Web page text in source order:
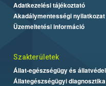
Adatkezelési tájékoztató
Akadálymentességi nyilatkozat
Üzemeltetési információ
Szakterületek
Állat-egészségügy és
Állategészségügyi diagnosztika